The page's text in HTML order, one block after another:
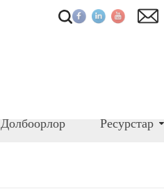
Долбоорлор Ресурстар